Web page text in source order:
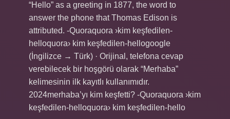
“Hello” as a greeting in 1877, the word to
answer the phone that Thomas Edison is
attributed. -Quoraquora ›kim keşfedilen-
helloquora› kim keşfedilen-hellogoogle
(İngilizce → Türk) · Orijinal, telefona cevap
verebilecek bir hoşgörü olarak “Merhaba”
kelimesinin ilk kayıtlı kullanımıdır.
2024merhaba’yı kim keşfetti? -Quoraquora ›kim
keşfedilen-helloquora› kim keşfedilen-hello